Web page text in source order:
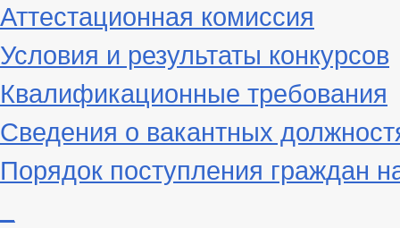
Аттестационная комиссия
Условия и результаты конкурсов
Квалификационные требования
Сведения о вакантных
Порядок поступления граждан